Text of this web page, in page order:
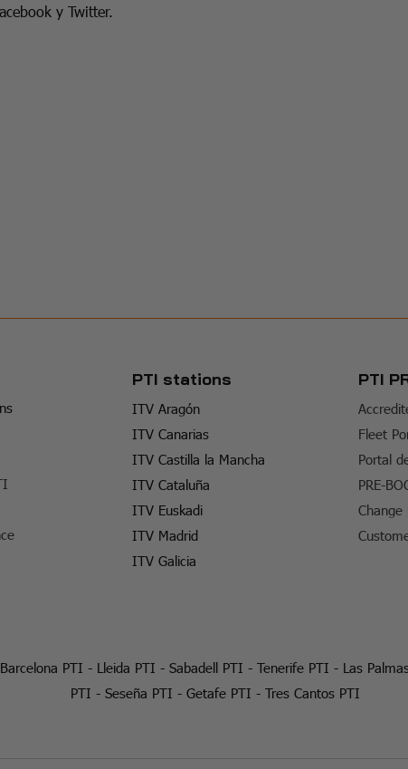
y Twitter.
PTI stations
ITV Aragón
ITV Canarias
ITV Castilla la Mancha
ITV Cataluña
ITV Euskadi
ITV Madrid
ITV Galicia
PTI
Fleet
Portal
PRE-
Change
Barcelona PTI - Lleida PTI - Sabadell PTI - Tenerife PTI - Las
PTI - Seseña PTI - Getafe PTI - Tres Cantos PTI